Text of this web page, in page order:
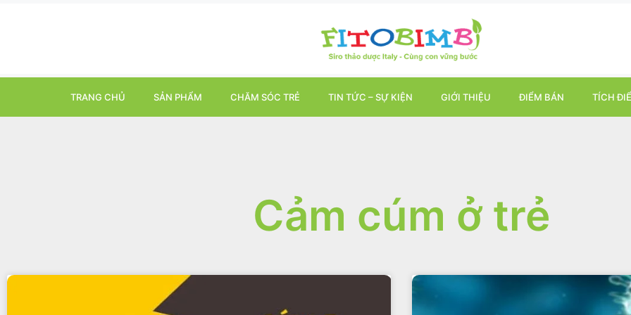
TRANG CHỦ SẢN PHẨM CHĂM SÓC TRẺ TIN TỨC – SỰ KIỆN GIỚI THIỆU ĐIỂM BÁN TÍCH
Cảm cúm ở trẻ